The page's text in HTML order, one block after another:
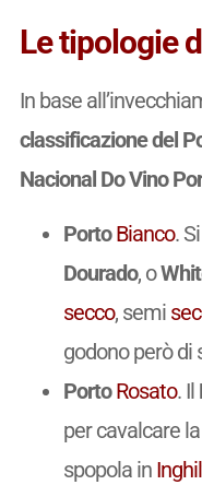
Le tipologie
In base
classificazione del
Nacional Do Vino
PortoBianco.
Dourado, o
secco, semi
godono però di
PortoRosato. Il
per cavalcare
spopola in